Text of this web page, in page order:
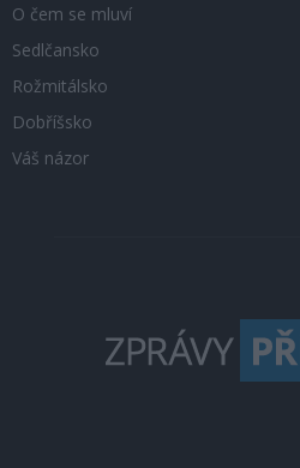
O čem se mluví
Sedlčansko
Rožmitálsko
Dobříšsko
Váš názor